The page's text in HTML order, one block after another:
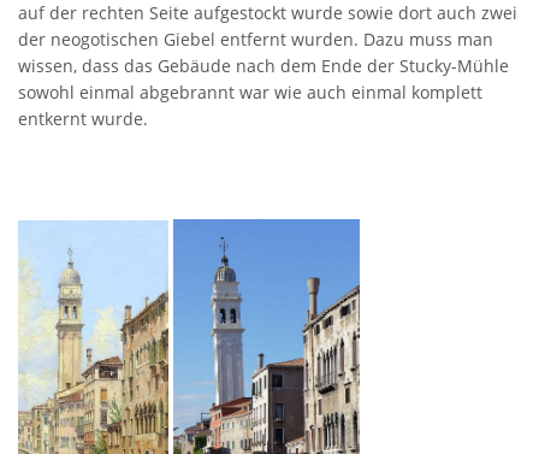
auf der rechten Seite aufgestockt wurde sowie dort auch zwei
der neogotischen Giebel entfernt wurden. Dazu muss man
wissen, dass das Gebäude nach dem Ende der Stucky-Mühle
sowohl einmal abgebrannt war wie auch einmal komplett
entkernt wurde.